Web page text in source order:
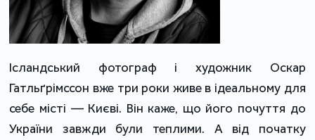
Ісландський фотограф і художник Оскар
Гатльґрімссон вже три роки живе в ідеальному для
себе місті — Києві. Він каже, що його почуття до
України завжди були теплими. А від початку